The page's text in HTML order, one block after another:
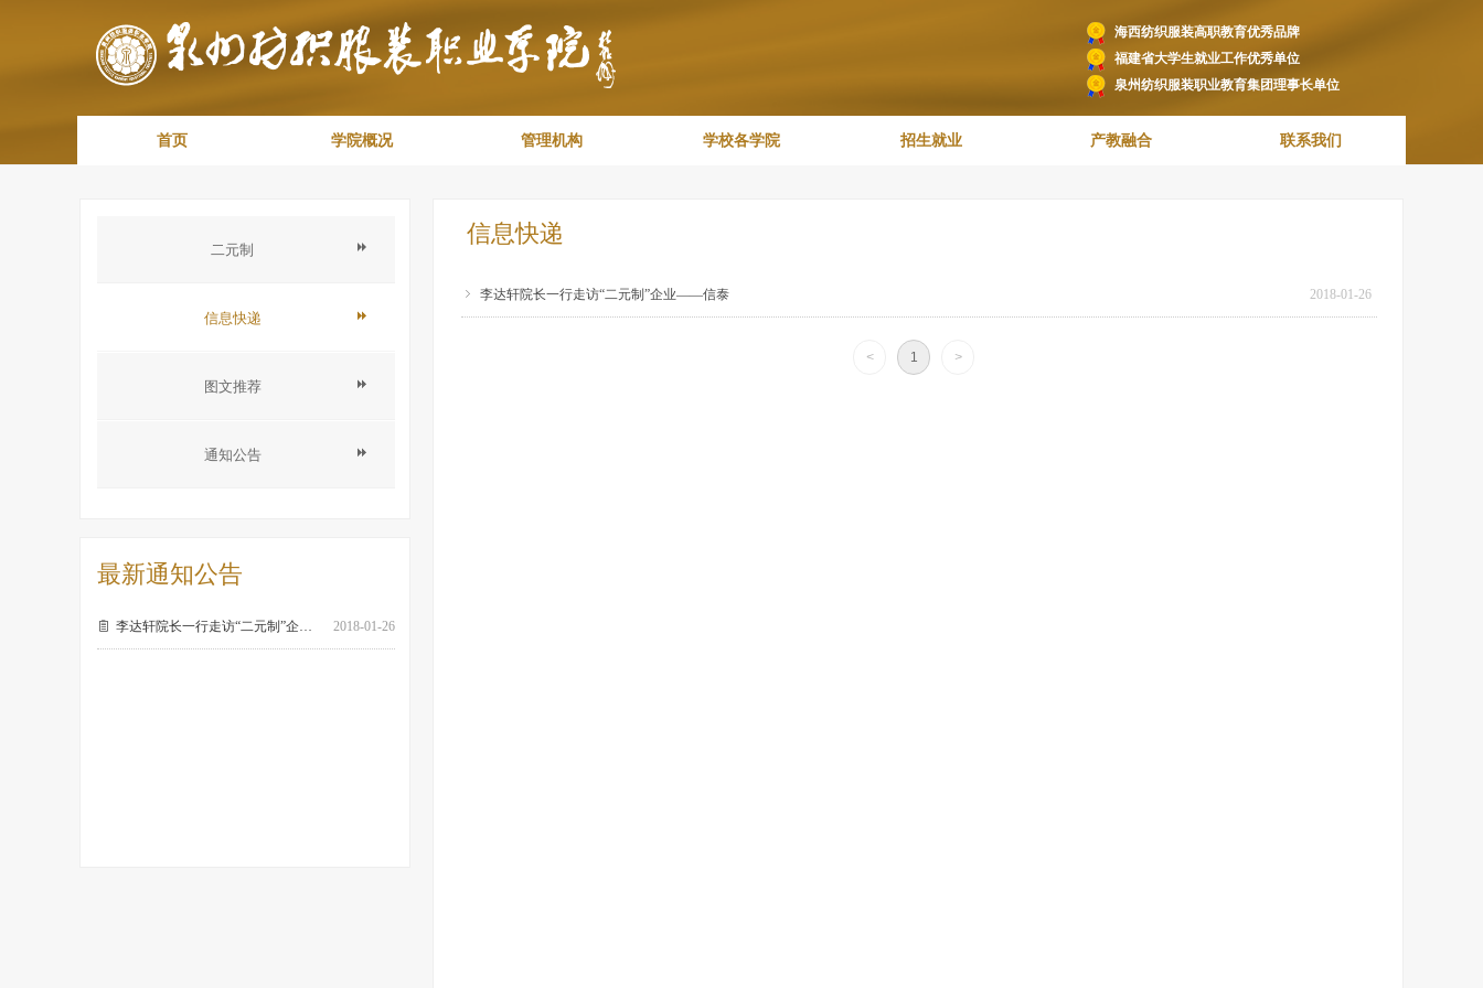
海西纺织服装高职教育优秀品牌
福建省大学生就业工作优秀单位
泉州纺织服装职业教育集团理事长单位
首页 学院概况 管理机构 学校各学院 招生就业 产教融合 联系我们
信息快递
2018-01-26
ꁇ 李达轩院长一行走访“二元制”企业——信泰
< 1 >
二元制
信息快递
图文推荐
通知公告
最新通知公告
2018-01-26
ꁩ 李达轩院长一行走访“二元制”企业——信泰